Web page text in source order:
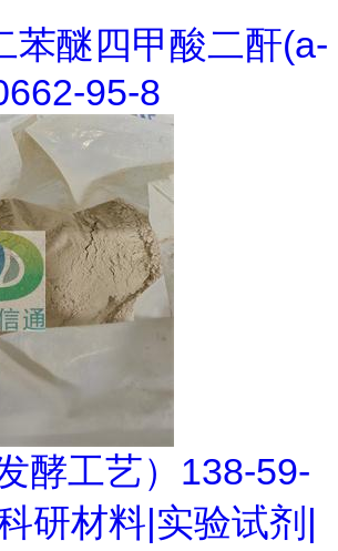
苯醚四甲酸二酐(a-
95-8
酵工艺）138-59-
研材料|实验试剂|